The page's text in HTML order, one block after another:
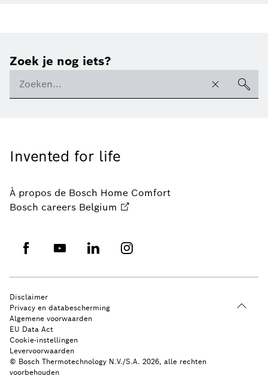
Zoek je nog iets?
Invented for life
À propos de Bosch Home Comfort
Bosch careers Belgium
© Bosch Thermotechnology N.V./S.A. 2026, alle rechten
voorbehouden
Disclaimer
Privacy en databescherming
Algemene voorwaarden
EU Data Act
Cookie-instellingen
Levervoorwaarden